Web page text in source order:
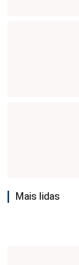
Mais lidas